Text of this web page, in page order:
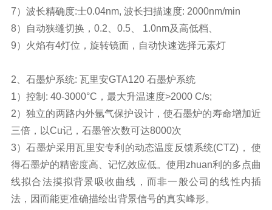
7）波长精确度:士0.04nm, 波长扫描速度: 2000nm/min
8）自动狭缝切换，0.2、0.5、 1.0nm及高低档、
9）火焰有4灯位，旋转镜面，自动快速选择元素灯
2、石墨炉系统: 瓦里安GTA120 石墨炉系统
1）控制: 40-3000°C，最大升温速度>2000 C/s;
2）独立的两路内外氩气保护设计，使石墨炉的寿命增加近
三倍，以Cu记，石墨管次数可达8000次
3）石墨炉采用瓦里安专利的动态温度反馈系统(CTZ)， 使
得石墨炉的精密度高、记忆效应低。使用zhuan利的多点曲
线拟合法摸拟背景吸收曲线，而非一般公司的线性内插
法，因而能更准确描绘出背景信号的真实峰形。